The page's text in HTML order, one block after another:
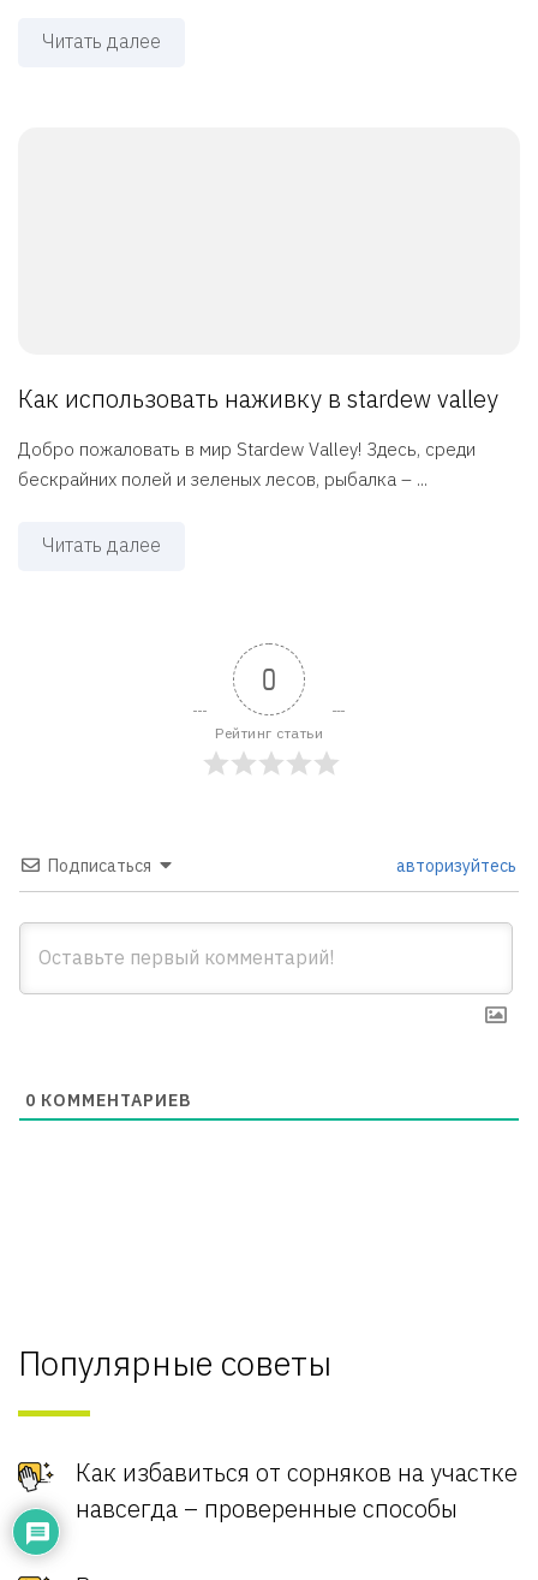
Читать далее
Как использовать наживку в stardew valley
Добро пожаловать в мир Stardew Valley! Здесь, среди
бескрайних полей и зеленых лесов, рыбалка – ...
Читать далее
0
Рейтинг статьи
Подписаться авторизуйтесь
0 КОММЕНТАРИЕВ
Популярные советы
Как избавиться от сорняков на участке
навсегда – проверенные способы